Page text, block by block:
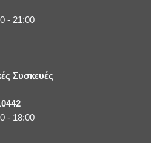
- 21:00
Συσκευές
- 18:00